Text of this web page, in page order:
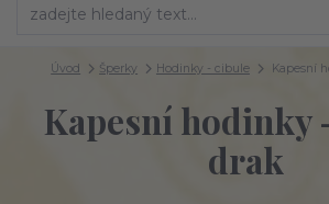
Úvod Šperky Hodinky - cibule Kapesní
Kapesní hodinky
drak